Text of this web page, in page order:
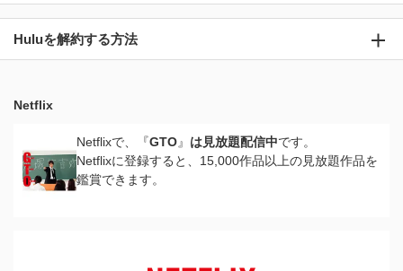
Huluを解約する方法
Netflix
Netflixで、『GTO』 は見放題配信中です。
Netflixに登録すると、15,000作品以上の見放題作品を
鑑賞できます。